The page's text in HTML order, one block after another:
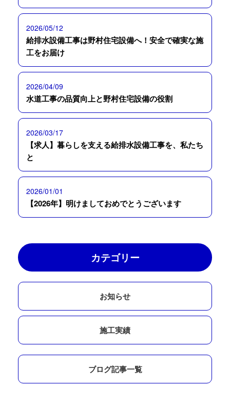
2026/05/12
給排水設備工事は野村住宅設備へ！安全で確実な施
工をお届け
2026/04/09
水道工事の品質向上と野村住宅設備の役割
2026/03/17
【求人】暮らしを支える給排水設備工事を、私たち
と
2026/01/01
【2026年】明けましておめでとうございます
カテゴリー
お知らせ
施工実績
ブログ記事一覧